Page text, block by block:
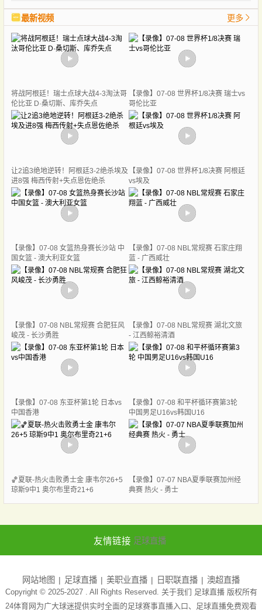
最新视频 更多
将战阿根廷！瑞士点球大战4-3淘汰哥
伦比亚 D·桑切斯、库乔失点
【录像】07-08 世界杯1/8决赛 瑞士vs
哥伦比亚
让2追3绝地逆转！阿根廷3-2绝杀埃及
进8强 梅西传射+失点恩佐绝杀
【录像】07-08 世界杯1/8决赛 阿根廷
vs埃及
【录像】07-08 女篮热身赛长沙站 中
国女篮 - 澳大利亚女篮
【录像】07-08 NBL常规赛 石家庄翔
蓝 - 广西威壮
【录像】07-08 NBL常规赛 合肥狂风
峻茂 - 长沙勇胜
【录像】07-08 NBL常规赛 湖北文旅
- 江西鲸裕清酒
【录像】07-08 东亚杯第1轮 日本vs
中国香港
【录像】07-08 和平杯循环赛第3轮
中国男足U16vs韩国U16
🏀夏联-热火击败勇士金 康韦尔26+5
琼斯9中1 奥尔布里奇21+6
【录像】07-07 NBA夏季联赛加州经
典赛 热火 - 勇士
友情链接 足球直播
网站地图 足球直播 美职业直播 日职联直播 澳超直播
Copyright © 2025-2027 . All Rights Reserved. 关于我们 足球直播版权所有
24体育网为广大球迷提供实时全面的足球赛事直播入口、足球直播免费观看